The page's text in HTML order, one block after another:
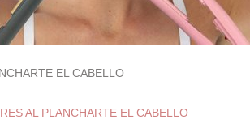
EL CABELLO
AL PLANCHARTE EL CABELLO